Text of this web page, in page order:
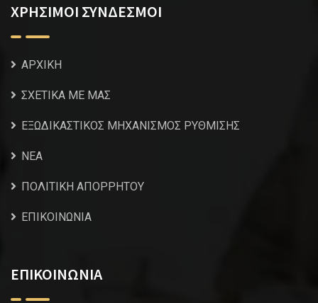
ΧΡΗΣΙΜΟΙ ΣΥΝΔΕΣΜΟΙ
ΑΡΧΙΚΗ
ΣΧΕΤΙΚΑ ΜΕ ΜΑΣ
ΕΞΩΔΙΚΑΣΤΙΚΟΣ ΜΗΧΑΝΙΣΜΟΣ ΡΥΘΜΙΣΗΣ
NEA
ΠΟΛΙΤΙΚΗ ΑΠΟΡΡΗΤΟΥ
ΕΠΙΚΟΙΝΩΝΙΑ
ΕΠΙΚΟΙΝΩΝΙΑ